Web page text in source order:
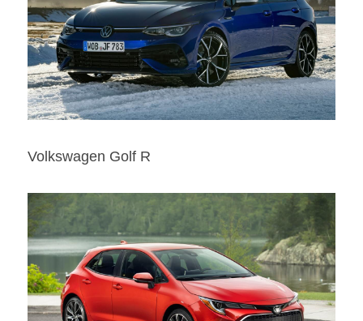
Volkswagen Golf R